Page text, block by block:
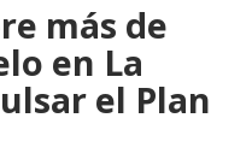
más de
en La
el Plan